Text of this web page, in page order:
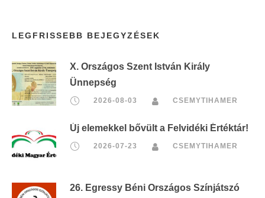
LEGFRISSEBB BEJEGYZÉSEK
X. Országos Szent István Király
Ünnepség
2026-08-03 CSEMYTIHAMER
Új elemekkel bővült a Felvidéki Értéktár!
2026-07-23 CSEMYTIHAMER
26. Egressy Béni Országos Színjátszó